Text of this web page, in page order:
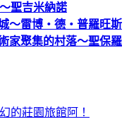
聖吉米納諾
城～雷博‧德‧普羅旺斯
家聚集的村落～聖保羅
的莊園旅館阿！